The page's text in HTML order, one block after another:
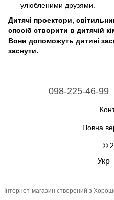
улюбленими друзями.
Дитячі проектори,
спосіб створити в дитячій
Вони допоможуть дитині
заснути.
098-225-46-99
Повна
©
Укр
Інтернет-магазин створений з